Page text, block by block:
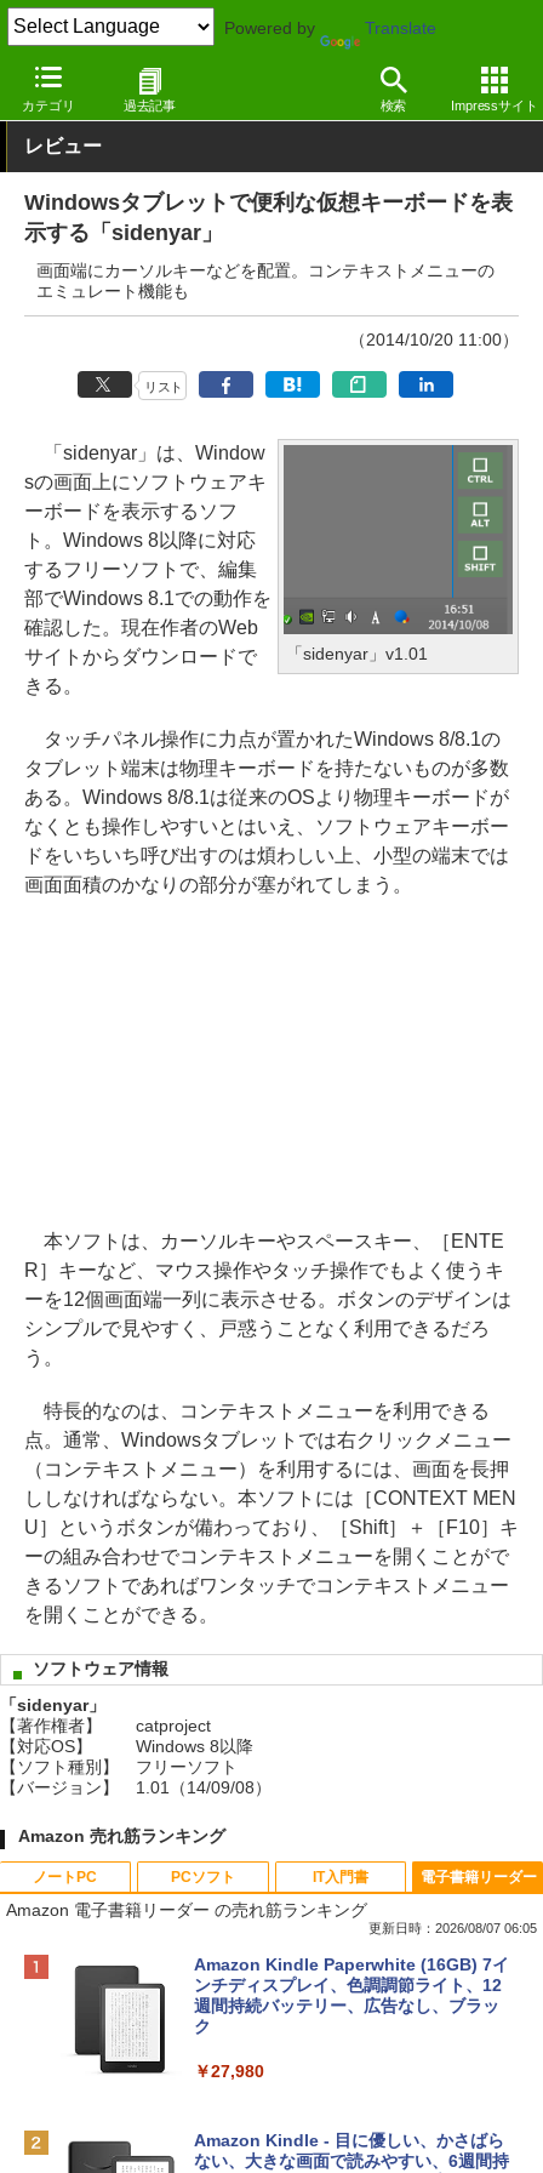
Powered by Translate
カテゴリ 過去記事 検索 Impressサイト
窓の杜 システム・ファイル Windows
レビュー
Windowsタブレットで便利な仮想キーボードを表
示する「sidenyar」
画面端にカーソルキーなどを配置。コンテキストメニューの
エミュレート機能も
（2014/10/20 11:00）
リスト
「sidenyar」v1.01
「sidenyar」は、Window
sの画面上にソフトウェアキ
ーボードを表示するソフ
ト。Windows 8以降に対応
するフリーソフトで、編集
部でWindows 8.1での動作を
確認した。現在作者のWeb
サイトからダウンロードで
きる。
タッチパネル操作に力点が置かれたWindows 8/8.1の
タブレット端末は物理キーボードを持たないものが多数
ある。Windows 8/8.1は従来のOSより物理キーボードが
なくとも操作しやすいとはいえ、ソフトウェアキーボー
ドをいちいち呼び出すのは煩わしい上、小型の端末では
画面面積のかなりの部分が塞がれてしまう。
本ソフトは、カーソルキーやスペースキー、［ENTE
R］キーなど、マウス操作やタッチ操作でもよく使うキ
ーを12個画面端一列に表示させる。ボタンのデザインは
シンプルで見やすく、戸惑うことなく利用できるだろ
う。
特長的なのは、コンテキストメニューを利用できる
点。通常、Windowsタブレットでは右クリックメニュー
（コンテキストメニュー）を利用するには、画面を長押
ししなければならない。本ソフトには［CONTEXT MEN
U］というボタンが備わっており、［Shift］＋［F10］キ
ーの組み合わせでコンテキストメニューを開くことがで
きるソフトであればワンタッチでコンテキストメニュー
を開くことができる。
ソフトウェア情報
「sidenyar」
【著作権者】
catproject
【対応OS】
Windows 8以降
【ソフト種別】
フリーソフト
【バージョン】
1.01（14/09/08）
Amazon 売れ筋ランキング
ノートPC
Apple 2026 MacBook Neo A18 Proチッ
プ搭載13インチノートブック：AIとAppl
e Intelligence、Liquid Retinaディスプ
レイ、8GBメモリ、512GB SSD、1080p
ィゴ + 3年延長 AppleCare+ for 13インチ
￥162,598
PCソフト
Robloxギフトカード - 800 Robux 【限
定バーチャルアイテムを含む】 【オンラ
インゲームコード】 ロブロックス | オン
ラインコード版
￥1,300
Microsoft Office Home & Business 202
4(最新 永続版)|オンラインコード版|Wind
IT入門書
生成AIパスポート公式テキスト 第４版
￥1,766
出す プロンプトの言葉 AI画像生成シリー
ズ (はぴーイラストLabo)
電子書籍リーダー
Amazon 電子書籍リーダー の売れ筋ランキング
更新日時：2026/08/07 06:05
Amazon Kindle Paperwhite (16GB) 7イ
ンチディスプレイ、色調調節ライト、12
週間持続バッテリー、広告なし、ブラッ
ク
￥27,980
Amazon Kindle - 目に優しい、かさばら
ない、大きな画面で読みやすい、6週間持